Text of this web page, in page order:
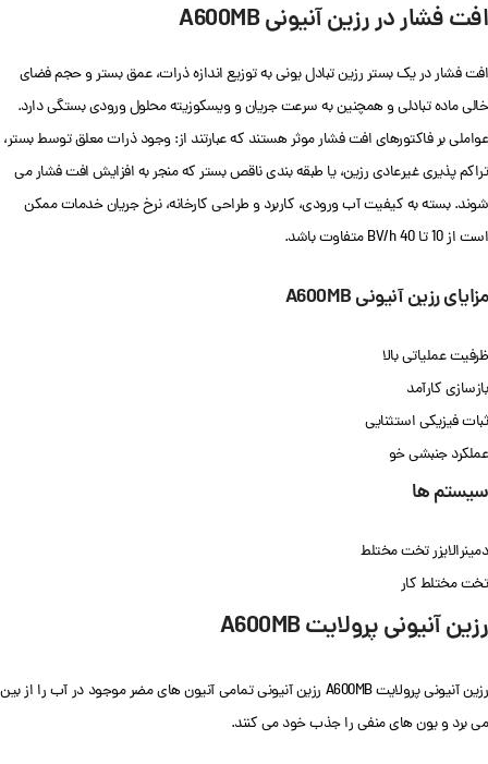
افت فشار در رزین آنیونی A600MB
افت فشار در یک بستر رزین تبادل یونی به توزیع اندازه ذرات، عمق بستر و حجم فضای
خالی ماده تبادلی و همچنین به سرعت جریان و ویسکوزیته محلول ورودی بستگی دارد.
عواملی بر فاکتورهای افت فشار موثر هستند که عبارتند از: وجود ذرات معلق توسط بستر،
تراکم پذیری غیرعادی رزین، یا طبقه بندی ناقص بستر که منجر به افزایش افت فشار می
شوند. بسته به کیفیت آب ورودی، کاربرد و طراحی کارخانه، نرخ جریان خدمات ممکن
است از 10 تا 40 BV/h متفاوت باشد.
مزایای رزین آنیونی A600MB
ظرفیت عملیاتی بالا
بازسازی کارآمد
ثبات فیزیکی استثنایی
عملکرد جنبشی خو
سیستم ها
دمینرالایزر تخت مختلط
تخت مختلط کار
رزین آنیونی پرولایت A600MB
رزین آنیونی پرولایت A600MB رزین آنیونی تمامی آنیون های مضر موجود در آب را از بین
می برد و یون های منفی را جذب خود می کنند.